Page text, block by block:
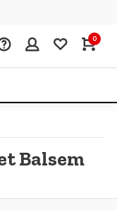
0
Balsem